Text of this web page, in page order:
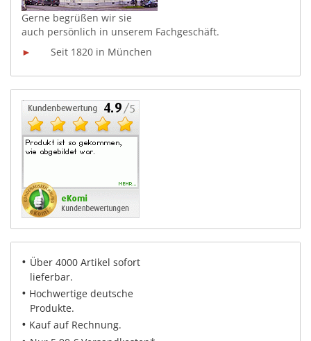
Gerne begrüßen wir sie
auch persönlich in unserem Fachgeschäft.
►
Seit 1820 in München
• Über 4000 Artikel sofort
lieferbar.
• Hochwertige deutsche
Produkte.
• Kauf auf Rechnung.